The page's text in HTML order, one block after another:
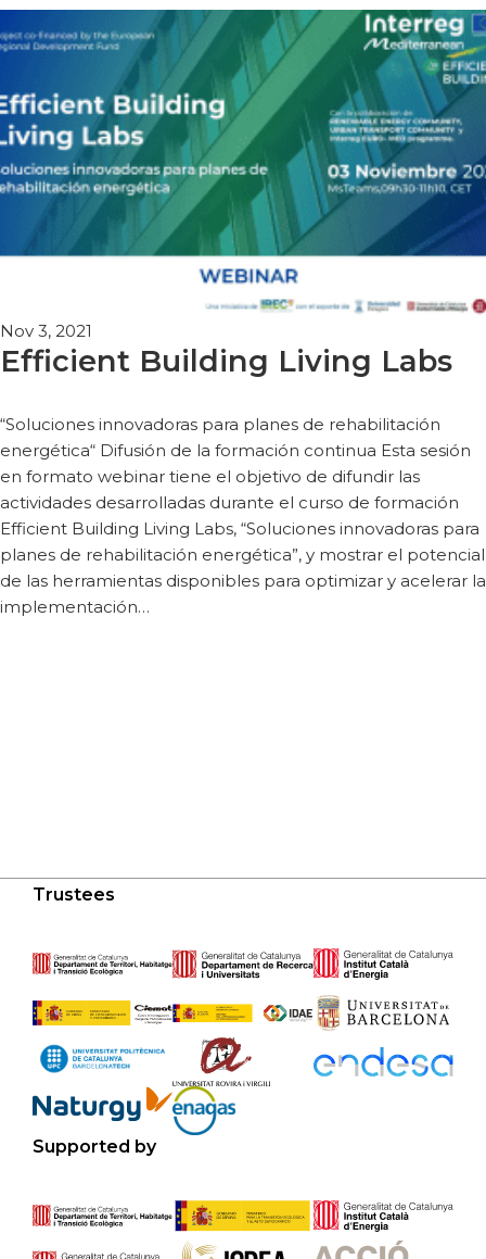
Nov 3, 2021
Efficient Building Living Labs
“Soluciones innovadoras para planes de rehabilitación
energética“ Difusión de la formación continua Esta sesión
en formato webinar tiene el objetivo de difundir las
actividades desarrolladas durante el curso de formación
Efficient Building Living Labs, “Soluciones innovadoras para
planes de rehabilitación energética”, y mostrar el potencial
de las herramientas disponibles para optimizar y acelerar la
implementación…
Trustees
Supported by